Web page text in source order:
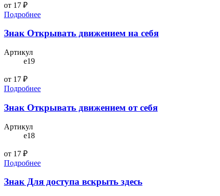
от 17 ₽
Подробнее
Знак Открывать движением на себя
Артикул
e19
от 17 ₽
Подробнее
Знак Открывать движением от себя
Артикул
e18
от 17 ₽
Подробнее
Знак Для доступа вскрыть здесь